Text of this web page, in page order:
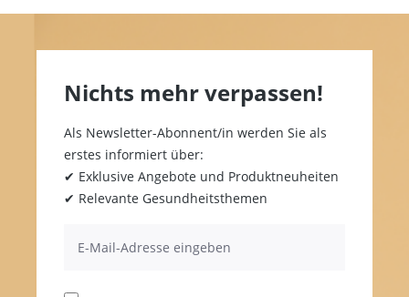
Nichts mehr verpassen!
Als Newsletter-Abonnent/in werden Sie als
erstes informiert über:
✔ Exklusive Angebote und Produktneuheiten
✔ Relevante Gesundheitsthemen